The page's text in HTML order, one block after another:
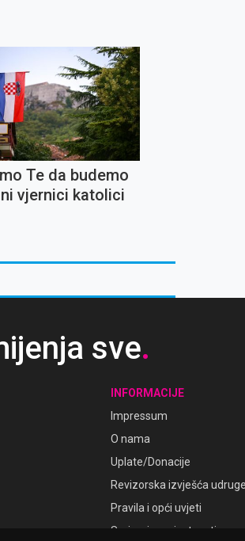
Te da budemo
vjernici katolici
sve.
INFORMACIJE
Impressum
O nama
Uplate/Donacije
Revizorska izvješća udruge
Pravila i opći uvjeti
Smjernice privatnosti